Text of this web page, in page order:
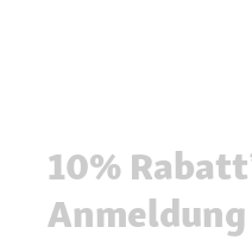
10%
Anmeldung